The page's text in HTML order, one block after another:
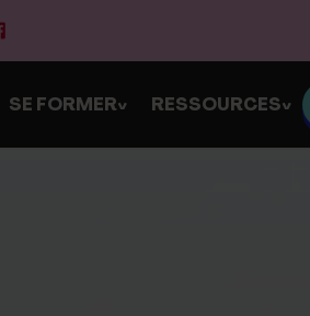
SE FORMER> RESSOURCES>